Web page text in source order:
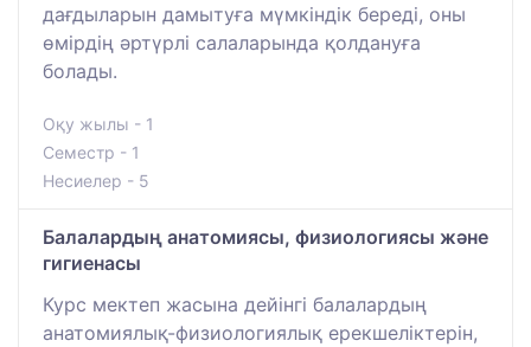
дағдыларын дамытуға мүмкіндік береді, оны
өмірдің әртүрлі салаларында қолдануға
болады.
Оқу жылы - 1
Семестр - 1
Несиелер - 5
Балалардың анатомиясы, физиологиясы және
гигиенасы
Курс мектеп жасына дейінгі балалардың
анатомиялық-физиологиялық ерекшеліктерін,